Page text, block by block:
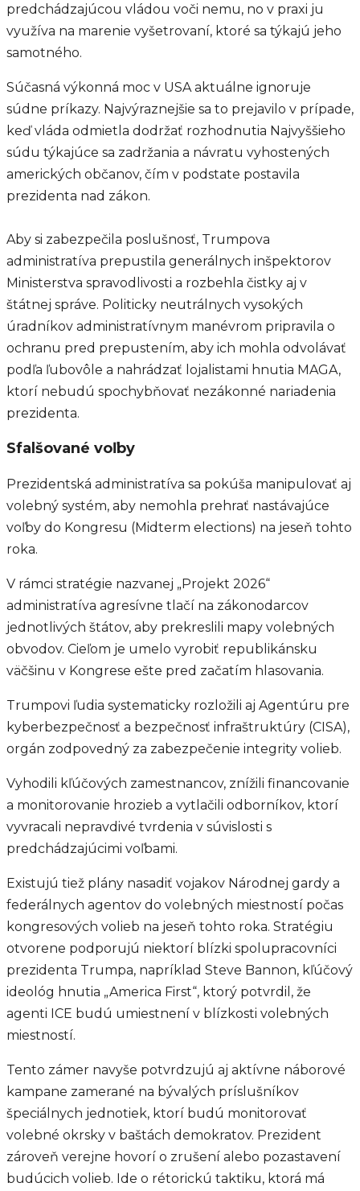
predchádzajúcou vládou voči nemu, no v praxi ju
využíva na marenie vyšetrovaní, ktoré sa týkajú jeho
samotného.
Súčasná výkonná moc v USA aktuálne ignoruje
súdne príkazy. Najvýraznejšie sa to prejavilo v prípade,
keď vláda odmietla dodržať rozhodnutia Najvyššieho
súdu týkajúce sa zadržania a návratu vyhostených
amerických občanov, čím v podstate postavila
prezidenta nad zákon.
Aby si zabezpečila poslušnosť, Trumpova
administratíva prepustila generálnych inšpektorov
Ministerstva spravodlivosti a rozbehla čistky aj v
štátnej správe. Politicky neutrálnych vysokých
úradníkov administratívnym manévrom pripravila o
ochranu pred prepustením, aby ich mohla odvolávať
podľa ľubovôle a nahrádzať lojalistami hnutia MAGA,
ktorí nebudú spochybňovať nezákonné nariadenia
prezidenta.
Sfalšované voľby
Prezidentská administratíva sa pokúša manipulovať aj
volebný systém, aby nemohla prehrať nastávajúce
voľby do Kongresu (Midterm elections) na jeseň tohto
roka.
V rámci stratégie nazvanej „Projekt 2026“
administratíva agresívne tlačí na zákonodarcov
jednotlivých štátov, aby prekreslili mapy volebných
obvodov. Cieľom je umelo vyrobiť republikánsku
väčšinu v Kongrese ešte pred začatím hlasovania.
Trumpovi ľudia systematicky rozložili aj Agentúru pre
kyberbezpečnosť a bezpečnosť infraštruktúry (CISA),
orgán zodpovedný za zabezpečenie integrity volieb.
Vyhodili kľúčových zamestnancov, znížili financovanie
a monitorovanie hrozieb a vytlačili odborníkov, ktorí
vyvracali nepravdivé tvrdenia v súvislosti s
predchádzajúcimi voľbami.
Existujú tiež plány nasadiť vojakov Národnej gardy a
federálnych agentov do volebných miestností počas
kongresových volieb na jeseň tohto roka. Stratégiu
otvorene podporujú niektorí blízki spolupracovníci
prezidenta Trumpa, napríklad Steve Bannon, kľúčový
ideológ hnutia „America First“, ktorý potvrdil, že
agenti ICE budú umiestnení v blízkosti volebných
miestností.
Tento zámer navyše potvrdzujú aj aktívne náborové
kampane zamerané na bývalých príslušníkov
špeciálnych jednotiek, ktorí budú monitorovať
volebné okrsky v baštách demokratov. Prezident
zároveň verejne hovorí o zrušení alebo pozastavení
budúcich volieb. Ide o rétorickú taktiku, ktorá má